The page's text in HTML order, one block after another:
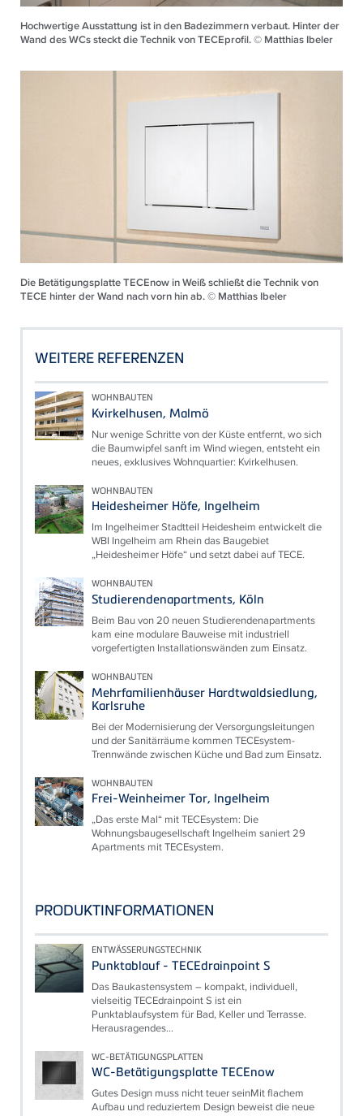
Hochwertige Ausstattung ist in den Badezimmern verbaut. Hinter der
Wand des WCs steckt die Technik von TECEprofil. © Matthias Ibeler
Die Betätigungsplatte TECEnow in Weiß schließt die Technik von
TECE hinter der Wand nach vorn hin ab. © Matthias Ibeler
WEITERE REFERENZEN
WOHNBAUTEN
Kvirkelhusen, Malmö
Nur wenige Schritte von der Küste entfernt, wo sich
die Baumwipfel sanft im Wind wiegen, entsteht ein
neues, exklusives Wohnquartier: Kvirkelhusen.
WOHNBAUTEN
Heidesheimer Höfe, Ingelheim
Im Ingelheimer Stadtteil Heidesheim entwickelt die
WBI Ingelheim am Rhein das Baugebiet
„Heidesheimer Höfe“ und setzt dabei auf TECE.
WOHNBAUTEN
Studierendenapartments, Köln
Beim Bau von 20 neuen Studierendenapartments
kam eine modulare Bauweise mit industriell
vorgefertigten Installationswänden zum Einsatz.
WOHNBAUTEN
Mehrfamilienhäuser Hardtwaldsiedlung,
Karlsruhe
Bei der Modernisierung der Versorgungsleitungen
und der Sanitärräume kommen TECEsystem-
Trennwände zwischen Küche und Bad zum Einsatz.
WOHNBAUTEN
Frei-Weinheimer Tor, Ingelheim
„Das erste Mal“ mit TECEsystem: Die
Wohnungsbaugesellschaft Ingelheim saniert 29
Apartments mit TECEsystem.
PRODUKTINFORMATIONEN
ENTWÄSSERUNGSTECHNIK
Punktablauf - TECEdrainpoint S
Das Baukastensystem – kompakt, individuell,
vielseitig TECEdrainpoint S ist ein
Punktablaufsystem für Bad, Keller und Terrasse.
Herausragendes...
WC-BETÄTIGUNGSPLATTEN
WC-Betätigungsplatte TECEnow
Gutes Design muss nicht teuer seinMit flachem
Aufbau und reduziertem Design beweist die neue